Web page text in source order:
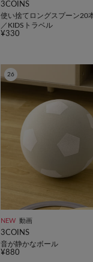
3COINS
使い捨てロングスプーン20
／KIDSトラベル
¥330
26
NEW 動画
3COINS
音が静かなボール
¥880